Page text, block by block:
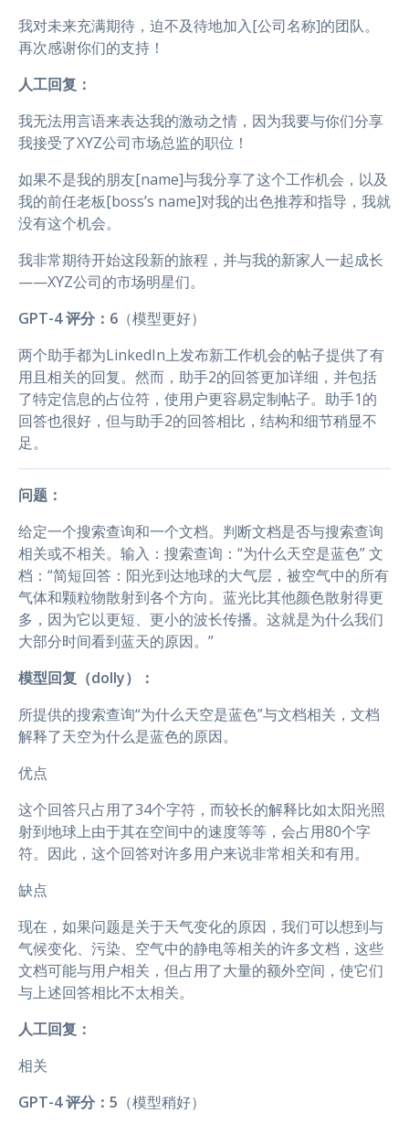
我对未来充满期待，迫不及待地加入[公司名称]的团队。
再次感谢你们的支持！
人工回复：
我无法用言语来表达我的激动之情，因为我要与你们分享
我接受了XYZ公司市场总监的职位！
如果不是我的朋友[name]与我分享了这个工作机会，以及
我的前任老板[boss’s name]对我的出色推荐和指导，我就
没有这个机会。
我非常期待开始这段新的旅程，并与我的新家人一起成长
——XYZ公司的市场明星们。
GPT-4 评分：6 （模型更好）
两个助手都为LinkedIn上发布新工作机会的帖子提供了有
用且相关的回复。然而，助手2的回答更加详细，并包括
了特定信息的占位符，使用户更容易定制帖子。助手1的
回答也很好，但与助手2的回答相比，结构和细节稍显不
足。
问题：
给定一个搜索查询和一个文档。判断文档是否与搜索查询
相关或不相关。输入：搜索查询：“为什么天空是蓝色” 文
档：“简短回答：阳光到达地球的大气层，被空气中的所有
气体和颗粒物散射到各个方向。蓝光比其他颜色散射得更
多，因为它以更短、更小的波长传播。这就是为什么我们
大部分时间看到蓝天的原因。”
模型回复（dolly）：
所提供的搜索查询“为什么天空是蓝色”与文档相关，文档
解释了天空为什么是蓝色的原因。
优点
这个回答只占用了34个字符，而较长的解释比如太阳光照
射到地球上由于其在空间中的速度等等，会占用80个字
符。因此，这个回答对许多用户来说非常相关和有用。
缺点
现在，如果问题是关于天气变化的原因，我们可以想到与
气候变化、污染、空气中的静电等相关的许多文档，这些
文档可能与用户相关，但占用了大量的额外空间，使它们
与上述回答相比不太相关。
人工回复：
相关
GPT-4 评分：5 （模型稍好）